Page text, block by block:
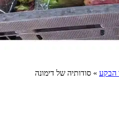
הבקע » סודותיה של דימונה